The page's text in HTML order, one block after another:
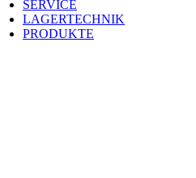
SERVICE
LAGERTECHNIK
PRODUKTE